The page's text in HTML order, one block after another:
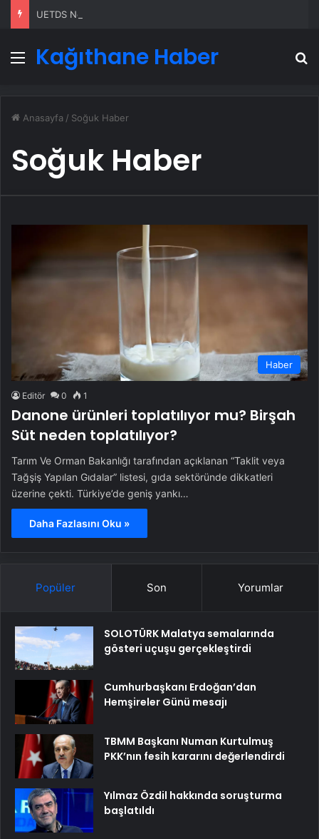
Menü
Kağıthane Haber
Anasayfa / Soğuk Haber
Soğuk Haber
Haber
Editör 0 1
Danone ürünleri toplatılıyor mu? Birşah
Süt neden toplatılıyor?
Tarım Ve Orman Bakanlığı tarafından açıklanan “Taklit veya
Tağşiş Yapılan Gıdalar” listesi, gıda sektöründe dikkatleri
üzerine çekti. Türkiye’de geniş yankı…
Daha Fazlasını Oku »
Popüler Son Yorumlar
SOLOTÜRK Malatya semalarında
gösteri uçuşu gerçekleştirdi
Cumhurbaşkanı Erdoğan’dan
Hemşireler Günü mesajı
TBMM Başkanı Numan Kurtulmuş
PKK’nın fesih kararını değerlendirdi
Yılmaz Özdil hakkında soruşturma
başlatıldı